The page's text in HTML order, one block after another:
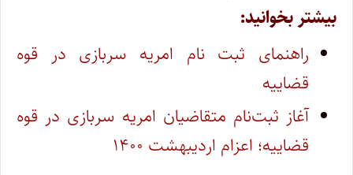
بیشتر بخوانید:
راهنمای ثبت نام امریه سربازی در قوه
قضاییه
آغاز ثبت‌نام متقاضیان امریه سربازی در قوه
قضاییه؛ اعزام اردیبهشت ۱۴۰۰